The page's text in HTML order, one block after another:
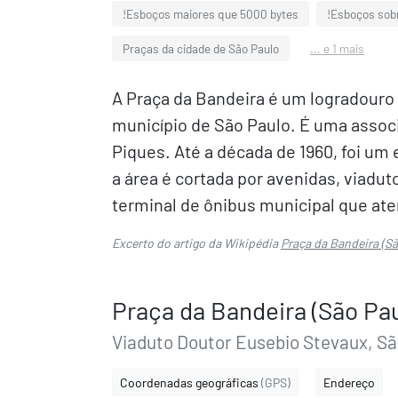
!Esboços maiores que 5000 bytes !Esboços
Praças da cidade de São Paulo ... e 1 mais
A Praça da Bandeira é um
município de São Paulo. É uma
Piques. Até a década de 1960, foi
a área é cortada por avenidas,
terminal de ônibus municipal que
Excerto do artigo da WikipédiaPraça da Bandeira
Praça da Bandeira (São
Viaduto Doutor Eusebio Stevaux,
Coordenadas geográficas (GPS) Endereço